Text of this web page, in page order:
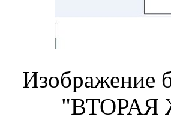
Изображение
"ВТОРАЯ